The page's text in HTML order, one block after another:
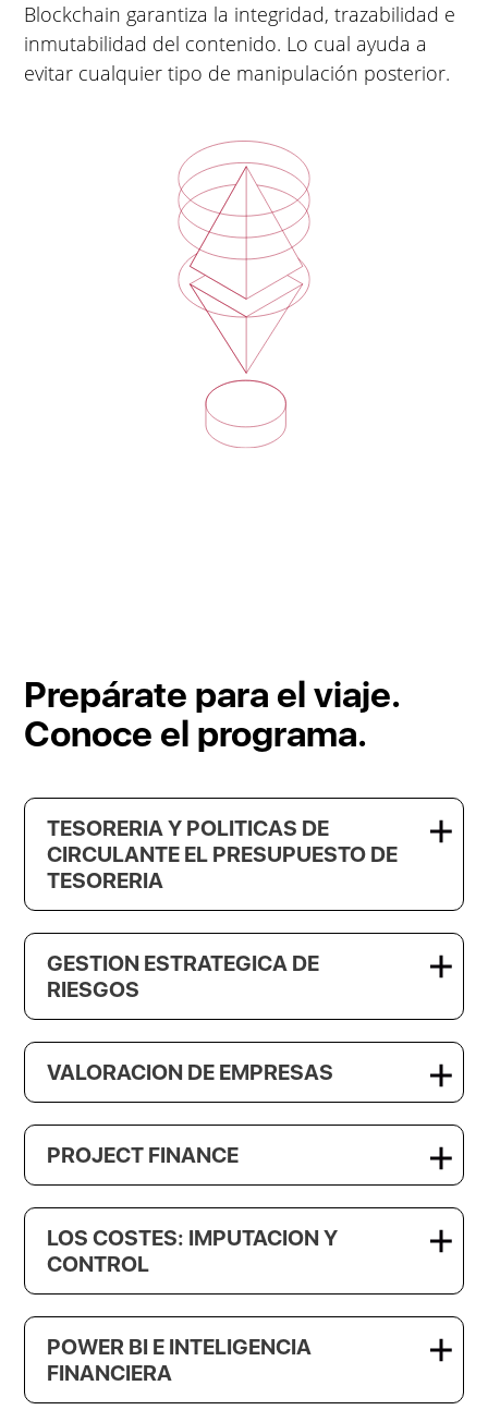
Blockchain garantiza la integridad, trazabilidad e
inmutabilidad del contenido. Lo cual ayuda a
evitar cualquier tipo de manipulación posterior.
Prepárate para el viaje.
Conoce el programa.
TESORERIA Y POLITICAS DE
CIRCULANTE EL PRESUPUESTO DE
TESORERIA
GESTION ESTRATEGICA DE
RIESGOS
VALORACION DE EMPRESAS
PROJECT FINANCE
LOS COSTES: IMPUTACION Y
CONTROL
POWER BI E INTELIGENCIA
FINANCIERA